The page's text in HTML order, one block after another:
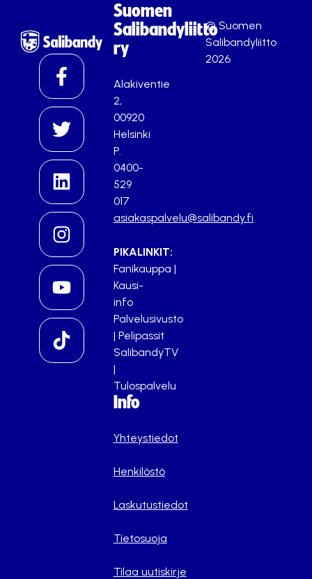
Suomen
Salibandyliitto
ry
Alakiventie
2,
00920
Helsinki
P.
0400-
529
017
asiakaspalvelu@salibandy.fi
PIKALINKIT:
Fanikauppa |
Kausi-
info
Palvelusivusto
| Pelipassit
SalibandyTV
|
Tulospalvelu
Info
Yhteystiedot
Henkilöstö
Laskutustiedot
Tietosuoja
Tilaa uutiskirje
© Suomen
Salibandyliitto
2026